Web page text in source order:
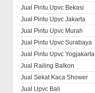
Jual Pintu Upvc Bekasi
Jual Pintu Upvc Jakarta
Jual Pintu Upvc Murah
Jual Pintu Upvc Surabaya
Jual Pintu Upvc Yogjakarta
Jual Railing Balkon
Jual Sekat Kaca Shower
Jual Upvc Bali